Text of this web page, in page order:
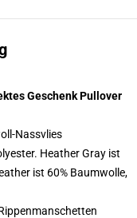
Geschenk Pullover
Nassvlies
Heather Gray ist
ist 60% Baumwolle,